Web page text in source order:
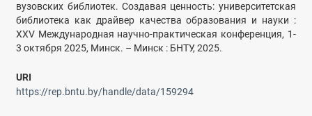
вузовских библиотек. Создавая ценность: университетская
библиотека как драйвер качества образования и науки :
XXV Международная научно-практическая конференция, 1-
3 октября 2025, Минск. – Минск : БНТУ, 2025.
URI
https://rep.bntu.by/handle/data/159294